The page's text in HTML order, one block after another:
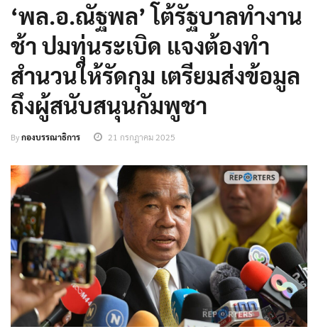
‘พล.อ.ณัฐพล’ โต้รัฐบาลทำงาน
ช้า ปมทุ่นระเบิด แจงต้องทำ
สำนวนให้รัดกุม เตรียมส่งข้อมูล
ถึงผู้สนับสนุนกัมพูชา
Byกองบรรณาธิการ 21 กรกฎาคม 2025